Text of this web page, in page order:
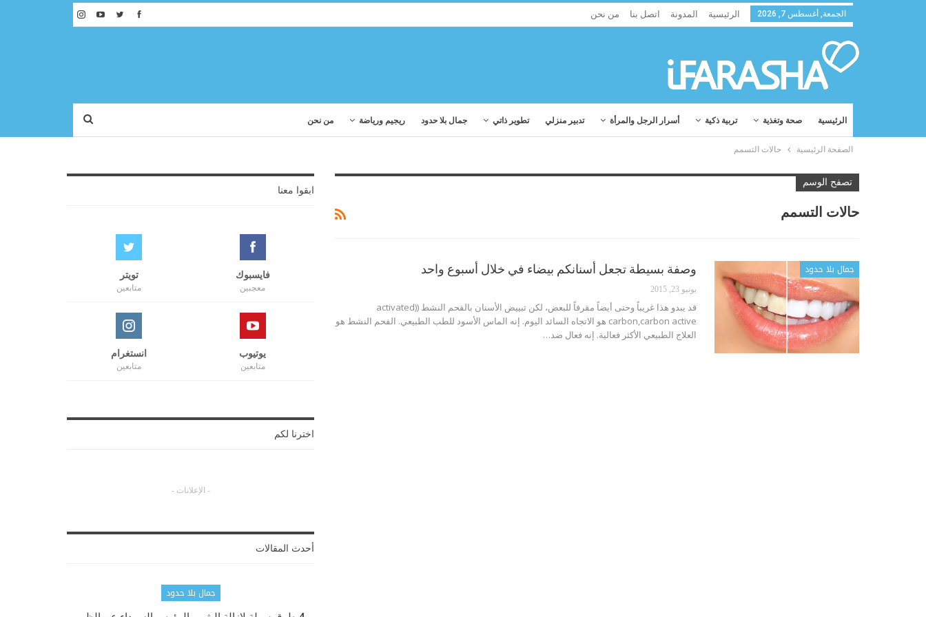
الجمعة, أغسطس 7, 2026 الرئيسية المدونة اتصل بنا من نحن
الرئيسية صحة وتغذية تربية ذكية أسرار الرجل والمرأة تدبير منزلي تطوير ذاتي جمال بلا حدود ريجيم ورياضة من نحن
الصفحة الرئيسية حالات التسمم
تصفح الوسم
حالات التسمم
جمال بلا حدود وصفة بسيطة تجعل أسنانكم بيضاء في خلال أسبوع واحد
يونيو 23, 2015
قد يبدو هذا غريباً وحتى أيضاً مقرفاً للبعض، لكن تبييض الأسنان بالفحم النشط ((activated
carbon,carbon active هو الاتجاه السائد اليوم. إنه الماس الأسود للطب الطبيعي. الفحم النشط هو
العلاج الطبيعي الأكثر فعالية. إنه فعال ضد…
ابقوا معنا
فايسبوك
معجبين
تويتر
متابعين
يوتيوب
متابعين
انستغرام
متابعين
اخترنا لكم
- الإعلانات -
أحدث المقالات
جمال بلا حدود